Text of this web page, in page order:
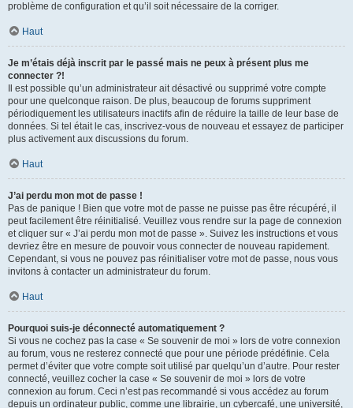
problème de configuration et qu’il soit nécessaire de la corriger.
Haut
Je m’étais déjà inscrit par le passé mais ne peux à présent plus me
connecter ?!
Il est possible qu’un administrateur ait désactivé ou supprimé votre compte
pour une quelconque raison. De plus, beaucoup de forums suppriment
périodiquement les utilisateurs inactifs afin de réduire la taille de leur base de
données. Si tel était le cas, inscrivez-vous de nouveau et essayez de participer
plus activement aux discussions du forum.
Haut
J’ai perdu mon mot de passe !
Pas de panique ! Bien que votre mot de passe ne puisse pas être récupéré, il
peut facilement être réinitialisé. Veuillez vous rendre sur la page de connexion
et cliquer sur « J’ai perdu mon mot de passe ». Suivez les instructions et vous
devriez être en mesure de pouvoir vous connecter de nouveau rapidement.
Cependant, si vous ne pouvez pas réinitialiser votre mot de passe, nous vous
invitons à contacter un administrateur du forum.
Haut
Pourquoi suis-je déconnecté automatiquement ?
Si vous ne cochez pas la case « Se souvenir de moi » lors de votre connexion
au forum, vous ne resterez connecté que pour une période prédéfinie. Cela
permet d’éviter que votre compte soit utilisé par quelqu’un d’autre. Pour rester
connecté, veuillez cocher la case « Se souvenir de moi » lors de votre
connexion au forum. Ceci n’est pas recommandé si vous accédez au forum
depuis un ordinateur public, comme une librairie, un cybercafé, une université,